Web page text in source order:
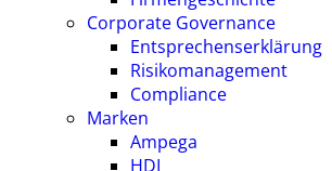
Corporate Governance
Entsprechenserklärung
Risikomanagement
Compliance
Marken
Ampega
HDI